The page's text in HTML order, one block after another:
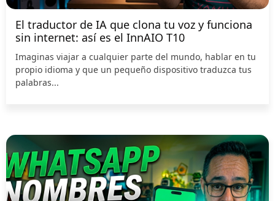
El traductor de IA que clona tu voz y funciona
sin internet: así es el InnAIO T10
Imaginas viajar a cualquier parte del mundo, hablar en tu
propio idioma y que un pequeño dispositivo traduzca tus
palabras...